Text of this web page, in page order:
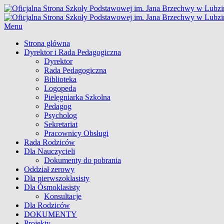
Skip
to
content
Oficjalna Strona Szkoły Podstawowej im. Jana Brzechwy w Lubzinie
Menu
Główne
menu
Strona główna
Dyrektor i Rada Pedagogiczna
Dyrektor
Rada Pedagogiczna
Biblioteka
Logopeda
Pielęgniarka Szkolna
Pedagog
Psycholog
Sekretariat
Pracownicy Obsługi
Rada Rodziców
Dla Nauczycieli
Dokumenty do pobrania
Oddział zerowy
Dla pierwszoklasisty
Dla Ósmoklasisty
Konsultacje
Dla Rodziców
DOKUMENTY